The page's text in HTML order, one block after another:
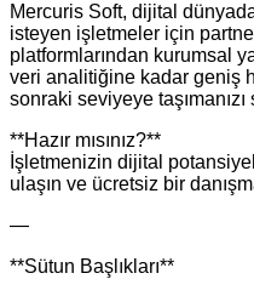
Mercuris Soft, dijital
isteyen işletmeler için
platformlarından kurumsal
veri analitiğine kadar geniş
sonraki seviyeye taşımanızı
**Hazır mısınız?**
İşletmenizin dijital
ulaşın ve ücretsiz bir
—
**Sütun Başlıkları**